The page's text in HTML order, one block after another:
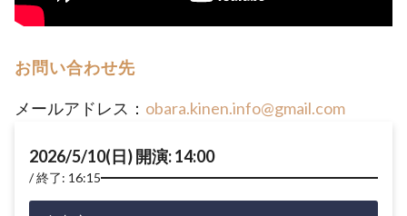
お問い合わせ先
メールアドレス： obara.kinen.info@gmail.com
2026/5/10(日) 開演: 14:00
終了: 16:15